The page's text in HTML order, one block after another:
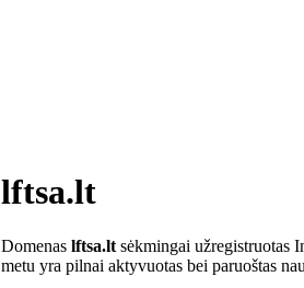
lftsa.lt
Domenas lftsa.lt sėkmingai užregistruotas
metu yra pilnai aktyvuotas bei paruoštas